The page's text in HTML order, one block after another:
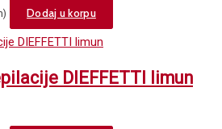
Dodaj u korpu
DIEFFETTI limun